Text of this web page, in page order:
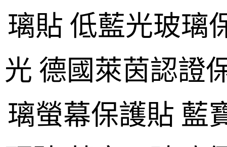
璃貼 低藍光玻璃
光 德國萊茵認證
璃螢幕保護貼 藍